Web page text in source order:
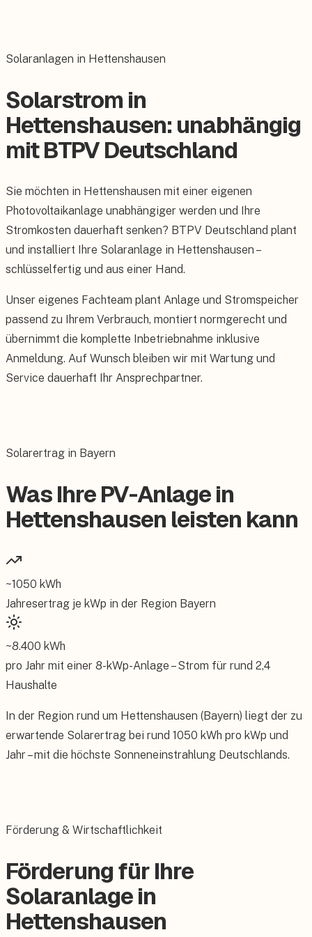
Solaranlagen in Hettenshausen
Solarstrom in
Hettenshausen: unabhängig
mit BTPV Deutschland
Sie möchten in Hettenshausen mit einer eigenen
Photovoltaikanlage unabhängiger werden und Ihre
Stromkosten dauerhaft senken? BTPV Deutschland plant
und installiert Ihre Solaranlage in Hettenshausen –
schlüsselfertig und aus einer Hand.
Unser eigenes Fachteam plant Anlage und Stromspeicher
passend zu Ihrem Verbrauch, montiert normgerecht und
übernimmt die komplette Inbetriebnahme inklusive
Anmeldung. Auf Wunsch bleiben wir mit Wartung und
Service dauerhaft Ihr Ansprechpartner.
Solarertrag in Bayern
Was Ihre PV-Anlage in
Hettenshausen leisten kann
~1050 kWh
Jahresertrag je kWp in der Region Bayern
~8.400 kWh
pro Jahr mit einer 8-kWp-Anlage – Strom für rund 2,4
Haushalte
In der Region rund um Hettenshausen (Bayern) liegt der zu
erwartende Solarertrag bei rund 1050 kWh pro kWp und
Jahr – mit die höchste Sonneneinstrahlung Deutschlands.
Förderung & Wirtschaftlichkeit
Förderung für Ihre
Solaranlage in
Hettenshausen